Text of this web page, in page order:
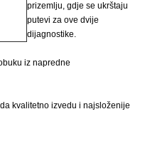
prizemlju, gdje se ukrštaju
putevi za ove dvije
dijagnostike.
iz napredne
kvalitetno izvedu i najsloženije